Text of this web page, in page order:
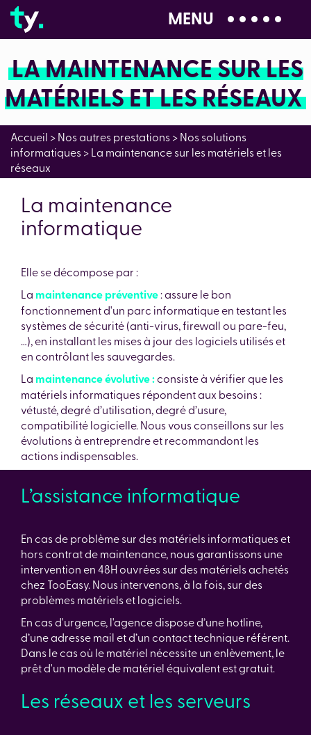
04 28 99 00 80
MENU
LA MAINTENANCE SUR LES
MATÉRIELS ET LES RÉSEAUX
Accueil >Nos autres prestations>Nos solutions
informatiques>La maintenance sur les matériels et les
réseaux
La maintenance
informatique
Elle se décompose par :
La maintenance préventive: assure le bon
fonctionnement d'un parc informatique en testant les
systèmes de sécurité (anti-virus, firewall ou pare-feu,
…), en installant les mises à jour des logiciels utilisés et
en contrôlant les sauvegardes.
La maintenance évolutive :consiste à vérifier que les
matériels informatiques répondent aux besoins :
vétusté, degré d’utilisation, degré d’usure,
compatibilité logicielle. Nous vous conseillons sur les
évolutions à entreprendre et recommandont les
actions indispensables.
L’assistance informatique
En cas de problème sur des matériels informatiques et
hors contrat de maintenance, nous garantissons une
intervention en 48H ouvrées sur des matériels achetés
chez TooEasy. Nous intervenons, à la fois, sur des
problèmes matériels et logiciels.
En cas d'urgence, l'agence dispose d’une hotline,
d’une adresse mail et d’un contact technique référent.
Dans le cas où le matériel nécessite un enlèvement, le
prêt d'un modèle de matériel équivalent est gratuit.
Les réseaux et les serveurs